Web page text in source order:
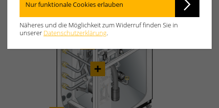
Nur funktionale Cookies erlauben
Näheres und die Möglichkeit zum Widerruf finden Sie in
unserer Datenschutzerklärung.